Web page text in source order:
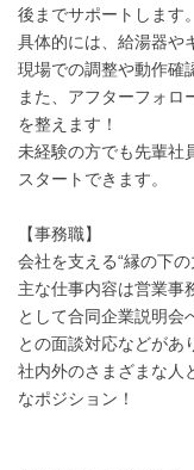
後までサポートします。
具体的には、給湯器や
現場での調整や動作確
また、アフターフォロ
を整えます！
未経験の方でも先輩社
スタートできます。
【事務職】
会社を支える“縁の下
主な仕事内容は営業事
として合同企業説明会
との面談対応などがあ
社内外のさまざまな人
なポジション！